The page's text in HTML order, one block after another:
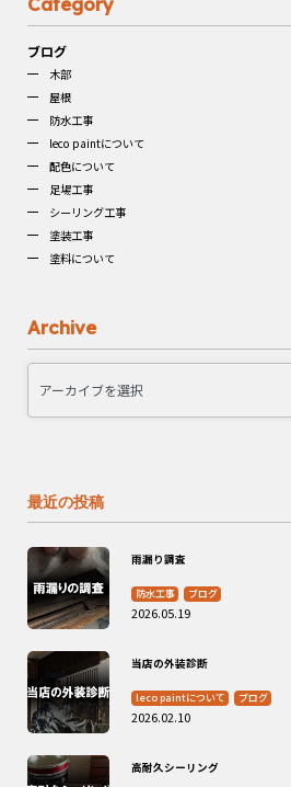
ブログ
木部
屋根
防水工事
leco paintについて
配色について
足場工事
シーリング工事
塗装工事
塗料について
Archive
最近の投稿
雨漏り調査
防水工事 ブログ
2026.05.19
当店の外装診断
leco paintについて ブログ
2026.02.10
高耐久シーリング